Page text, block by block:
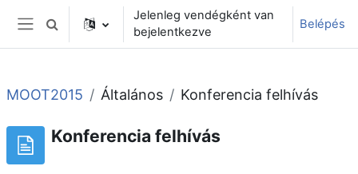
Tovább a fő tartalomhoz
Oldalpanel
Keresési bemeneti adatok váltása
Jelenleg vendégként van
bejelentkezve
Belépés
MOOT2015 Általános Konferencia felhívás
Konferencia felhívás